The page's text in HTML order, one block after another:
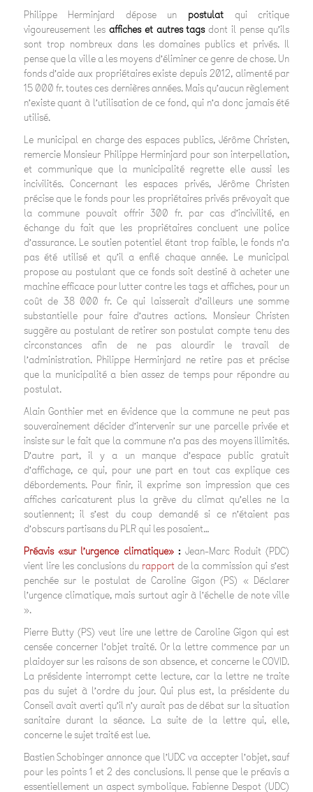
Philippe Herminjard dépose un postulat qui critique
vigoureusement les affiches et autres tagsdont il pense qu’ils
sont trop nombreux dans les domaines publics et privés. Il
pense que la ville a les moyens d’éliminer ce genre de chose. Un
fonds d’aide aux propriétaires existe depuis 2012, alimenté par
15 000 fr. toutes ces dernières années. Mais qu’aucun règlement
n’existe quant à l’utilisation de ce fond, qui n’a donc jamais été
utilisé.
Le municipal en charge des espaces publics, Jérôme Christen,
remercie Monsieur Philippe Herminjard pour son interpellation,
et communique que la municipalité regrette elle aussi les
incivilités. Concernant les espaces privés, Jérôme Christen
précise que le fonds pour les propriétaires privés prévoyait que
la commune pouvait offrir 300 fr. par cas d’incivilité, en
échange du fait que les propriétaires concluent une police
d’assurance. Le soutien potentiel étant trop faible, le fonds n’a
pas été utilisé et qu’il a enflé chaque année. Le municipal
propose au postulant que ce fonds soit destiné à acheter une
machine efficace pour lutter contre les tags et affiches, pour un
coût de 38 000 fr. Ce qui laisserait d’ailleurs une somme
substantielle pour faire d’autres actions. Monsieur Christen
suggère au postulant de retirer son postulat compte tenu des
circonstances afin de ne pas alourdir le travail de
l’administration. Philippe Herminjard ne retire pas et précise
que la municipalité a bien assez de temps pour répondre au
postulat.
Alain Gonthier met en évidence que la commune ne peut pas
souverainement décider d’intervenir sur une parcelle privée et
insiste sur le fait que la commune n’a pas des moyens illimités.
D’autre part, il y a un manque d’espace public gratuit
d’affichage, ce qui, pour une part en tout cas explique ces
débordements. Pour finir, il exprime son impression que ces
affiches caricaturent plus la grève du climat qu’elles ne la
soutiennent; il s’est du coup demandé si ce n’étaient pas
d’obscurs partisans du PLR qui les posaient…
Préavis «sur l’urgence climatique»: Jean-Marc Roduit (PDC)
vient lire les conclusions du rapport de la commission qui s’est
penchée sur le postulat de Caroline Gigon (PS) « Déclarer
l’urgence climatique, mais surtout agir à l’échelle de note ville
».
Pierre Butty (PS) veut lire une lettre de Caroline Gigon qui est
censée concerner l’objet traité. Or la lettre commence par un
plaidoyer sur les raisons de son absence, et concerne le COVID.
La présidente interrompt cette lecture, car la lettre ne traite
pas du sujet à l’ordre du jour. Qui plus est, la présidente du
Conseil avait averti qu’il n’y aurait pas de débat sur la situation
sanitaire durant la séance. La suite de la lettre qui, elle,
concerne le sujet traité est lue.
Bastien Schobinger annonce que l’UDC va accepter l’objet, sauf
pour les points 1 et 2 des conclusions. Il pense que le préavis a
essentiellement un aspect symbolique. Fabienne Despot (UDC)